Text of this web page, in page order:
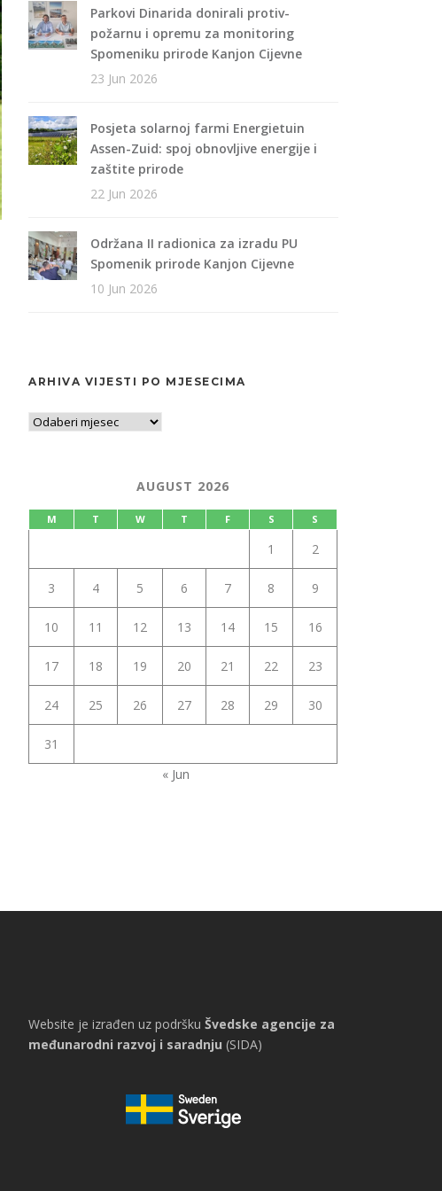
Parkovi Dinarida donirali protiv-
požarnu i opremu za monitoring
Spomeniku prirode Kanjon Cijevne
23 Jun 2026
Posjeta solarnoj farmi Energietuin
Assen-Zuid: spoj obnovljive energije i
zaštite prirode
22 Jun 2026
Održana II radionica za izradu PU
Spomenik prirode Kanjon Cijevne
10 Jun 2026
ARHIVA VIJESTI PO MJESECIMA
AUGUST 2026
M T W T F S S
1 2
3 4 5 6 7 8 9
10 11 12 13 14 15 16
17 18 19 20 21 22 23
24 25 26 27 28 29 30
31
« Jun
Website je izrađen uz podršku Švedske agencije za
međunarodni razvoj i saradnju (SIDA)